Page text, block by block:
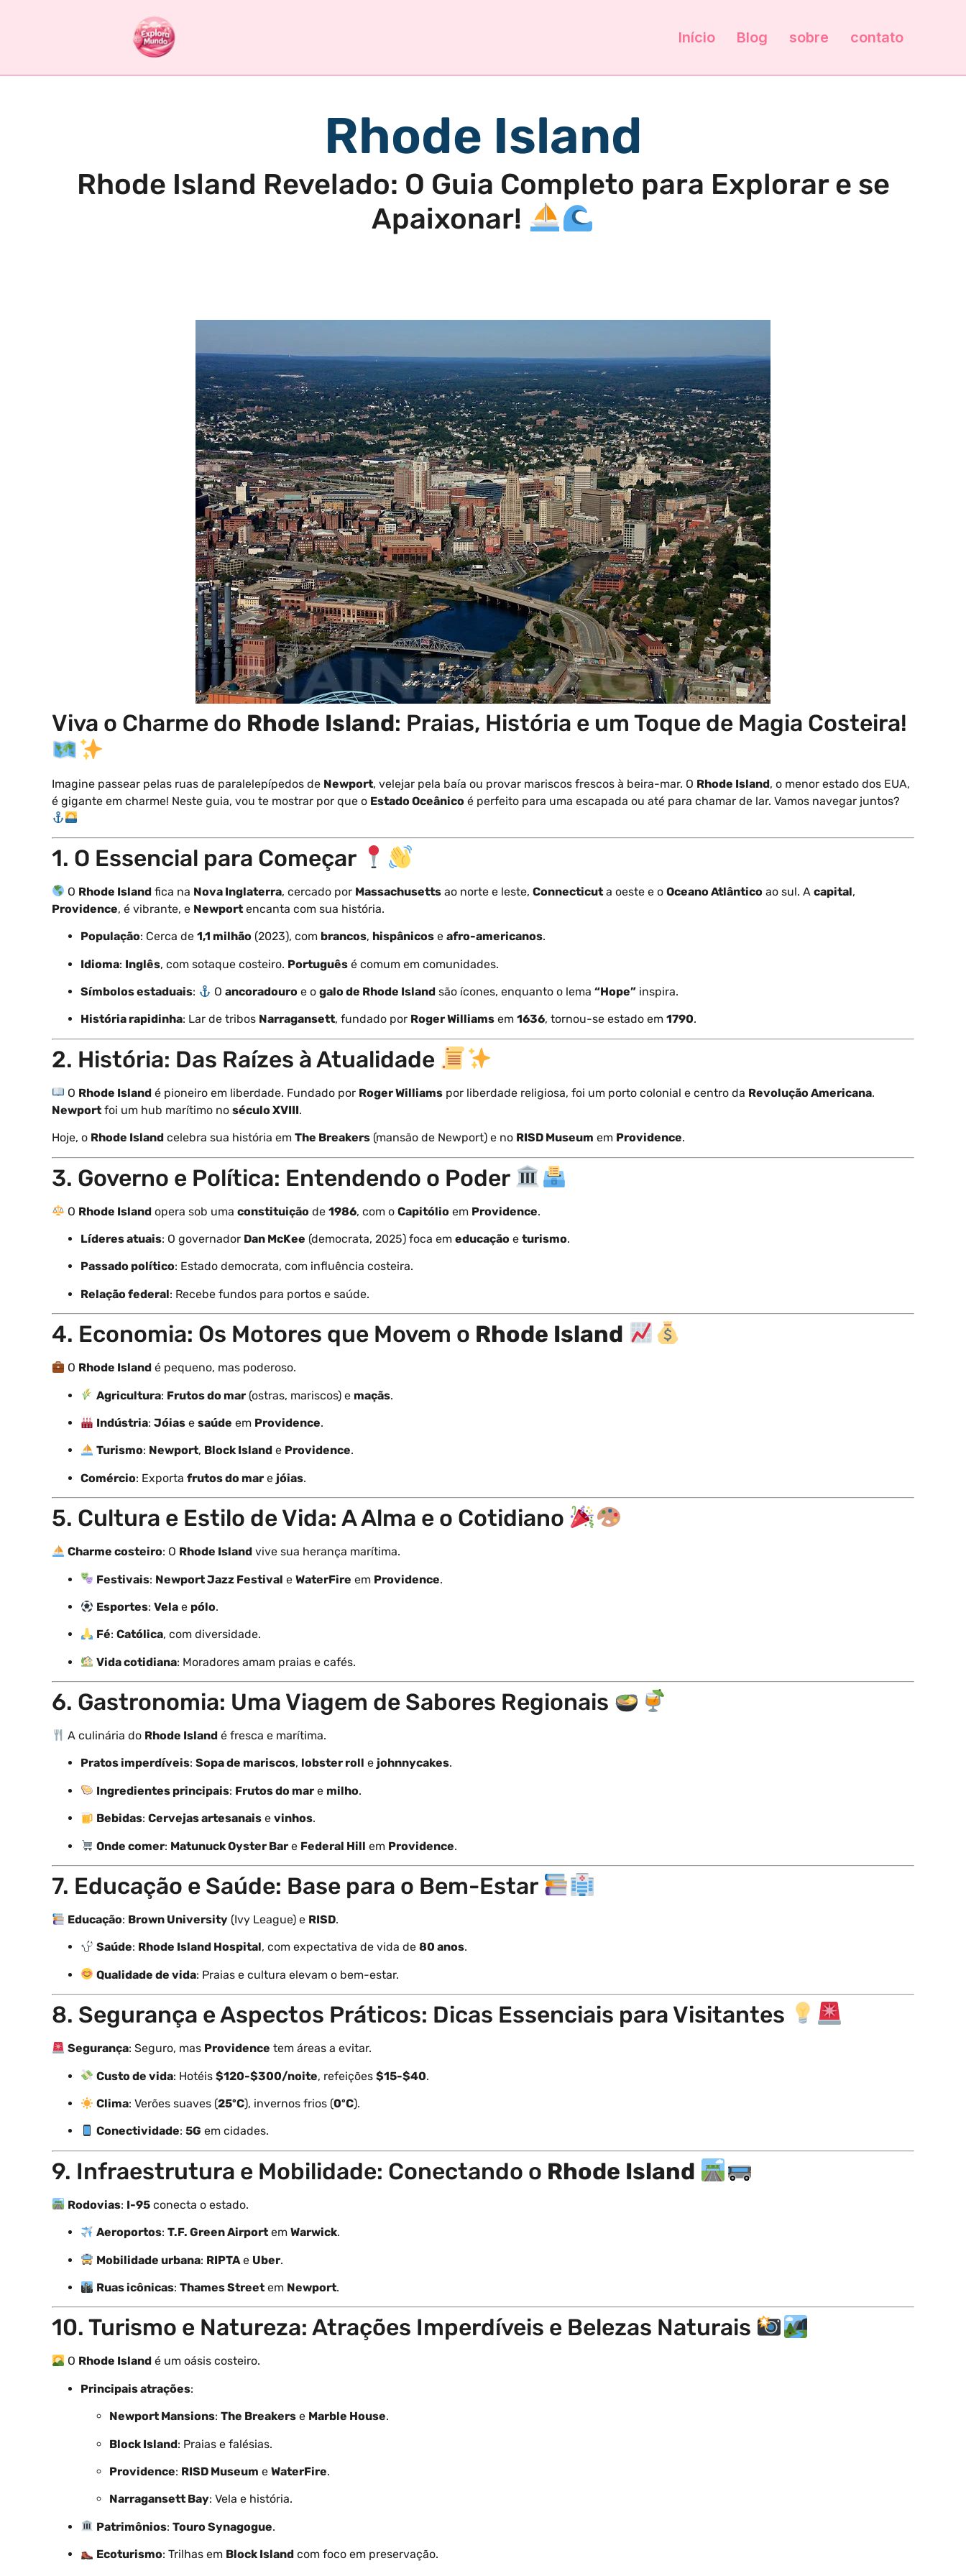
Início Blog sobre contato
Rhode Island
Rhode Island Revelado: O Guia Completo para Explorar e se
Apaixonar!
Viva o Charme do Rhode Island: Praias, História e um Toque de Magia Costeira!
Imagine passear pelas ruas de paralelepípedos de Newport, velejar pela baía ou provar mariscos frescos à beira-mar. O Rhode Island, o menor estado dos EUA,
é gigante em charme! Neste guia, vou te mostrar por que o Estado Oceânico é perfeito para uma escapada ou até para chamar de lar. Vamos navegar juntos?
1. O Essencial para Começar
O Rhode Island fica na Nova Inglaterra, cercado por Massachusetts ao norte e leste,Connecticut a oeste e oOceano Atlântico ao sul. Acapital,
Providence, é vibrante, e Newport encanta com sua história.
População: Cerca de 1,1 milhão (2023), com brancos, hispânicos e afro-americanos.
Idioma: Inglês, com sotaque costeiro. Português é comum em comunidades.
Símbolos estaduais: Oancoradouro e ogalo de Rhode Island são ícones, enquanto o lema“Hope” inspira.
História rapidinha: Lar de tribos Narragansett, fundado por Roger Williams em 1636, tornou-se estado em 1790.
2. História: Das Raízes à Atualidade
O Rhode Island é pioneiro em liberdade. Fundado por Roger Williams por liberdade religiosa, foi um porto colonial e centro da Revolução Americana.
Newport foi um hub marítimo no século XVIII.
Hoje, o Rhode Island celebra sua história em The Breakers (mansão de Newport) e no RISD Museum em Providence.
3. Governo e Política: Entendendo o Poder
O Rhode Island opera sob umaconstituição de1986, com oCapitólio em Providence.
Líderes atuais: O governador Dan McKee (democrata, 2025) foca em educação e turismo.
Passado político: Estado democrata, com influência costeira.
Relação federal: Recebe fundos para portos e saúde.
4. Economia: Os Motores que Movem o Rhode Island
O Rhode Island é pequeno, mas poderoso.
Agricultura: Frutos do mar (ostras, mariscos) e maçãs.
Indústria:Jóias esaúde em Providence.
Turismo: Newport, Block Island e Providence.
Comércio: Exporta frutos do mar e jóias.
5. Cultura e Estilo de Vida: A Alma e o Cotidiano
Charme costeiro: O Rhode Island vive sua herança marítima.
Festivais: Newport Jazz Festival eWaterFire em Providence.
Esportes:Vela e pólo.
Fé:Católica, com diversidade.
Vida cotidiana: Moradores amam praias e cafés.
6. Gastronomia: Uma Viagem de Sabores Regionais
A culinária do Rhode Island é fresca e marítima.
Pratos imperdíveis: Sopa de mariscos, lobster roll e johnnycakes.
Ingredientes principais: Frutos do mar e milho.
Bebidas:Cervejas artesanais evinhos.
Onde comer: Matunuck Oyster Bar e Federal Hill em Providence.
7. Educação e Saúde: Base para o Bem-Estar
Educação: Brown University (Ivy League) e RISD.
Saúde: Rhode Island Hospital, com expectativa de vida de80 anos.
Qualidade de vida: Praias e cultura elevam o bem-estar.
8. Segurança e Aspectos Práticos: Dicas Essenciais para Visitantes
Segurança: Seguro, mas Providence tem áreas a evitar.
Custo de vida: Hotéis$120-$300/noite, refeições$15-$40.
Clima: Verões suaves (25ºC), invernos frios (0ºC).
Conectividade:5G em cidades.
9. Infraestrutura e Mobilidade: Conectando o Rhode Island
Rodovias: I-95 conecta o estado.
Aeroportos:T.F. Green Airport emWarwick.
Mobilidade urbana: RIPTA e Uber.
Ruas icônicas:Thames Street em Newport.
10. Turismo e Natureza: Atrações Imperdíveis e Belezas Naturais
O Rhode Island é um oásis costeiro.
Principais atrações:
Newport Mansions: The Breakers e Marble House.
Block Island: Praias e falésias.
Providence: RISD Museum e WaterFire.
Narragansett Bay: Vela e história.
Patrimônios:Touro Synagogue.
Ecoturismo: Trilhas em Block Island com foco em preservação.